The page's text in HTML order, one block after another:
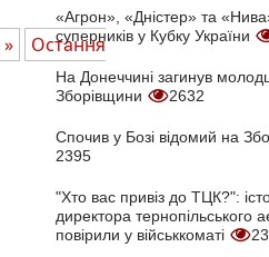
»
Остання
«Агрон», «Дністер» та
суперників у Кубку України
На Донеччині загинув
Зборівщини
2632
Спочив у Бозі відомий на
2395
"Хто вас привіз до ТЦК?":
директора тернопільського
повірили у військкоматі